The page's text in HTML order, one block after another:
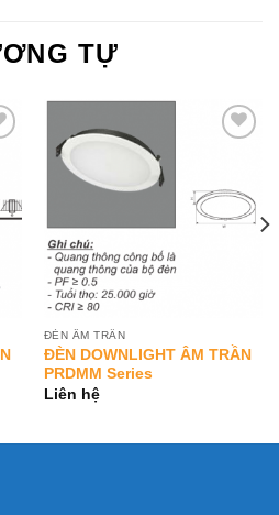
TỰ
ĐÈN ÂM TRẦN
ĐÈN DOWNLIGHT ÂM TRẦN
PRDMM Series
Liên hệ